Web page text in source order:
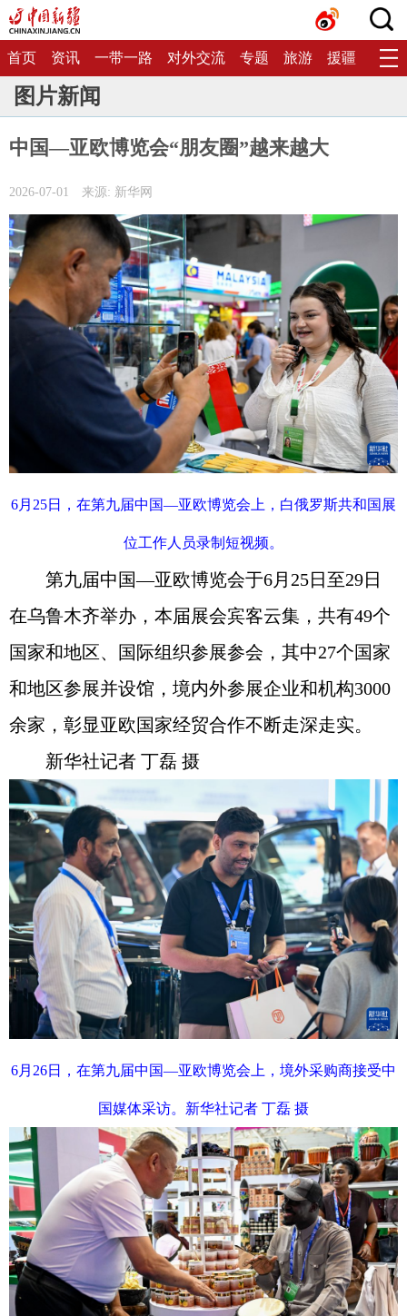
首页 资讯 一带一路 对外交流 专题 旅游 援疆 生态
图片新闻
中国—亚欧博览会“朋友圈”越来越大
2026-07-01 来源: 新华网
6月25日，在第九届中国—亚欧博览会上，白俄罗斯共和国展
位工作人员录制短视频。
第九届中国—亚欧博览会于6月25日至29日
在乌鲁木齐举办，本届展会宾客云集，共有49个
国家和地区、国际组织参展参会，其中27个国家
和地区参展并设馆，境内外参展企业和机构3000
余家，彰显亚欧国家经贸合作不断走深走实。
新华社记者 丁磊 摄
6月26日，在第九届中国—亚欧博览会上，境外采购商接受中
国媒体采访。新华社记者 丁磊 摄